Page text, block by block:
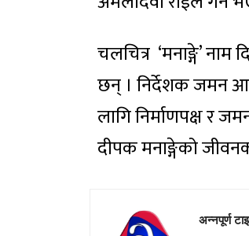
चलचित्र ‘मनाङ्गे’
छन् । निर्देशक जमन
लागि निर्माणपक्ष र
दीपक मनाङ्गेको
अन्नपूर्ण